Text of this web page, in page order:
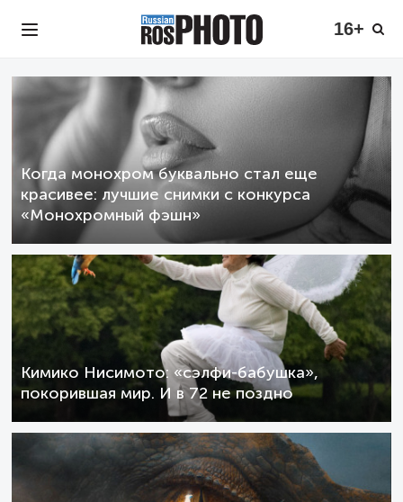
16+
Когда монохром буквально стал еще
красивее: лучшие снимки с конкурса
«Монохромный фэшн»
Кимико Нисимото: «сэлфи-бабушка»,
покорившая мир. И в 72 не поздно